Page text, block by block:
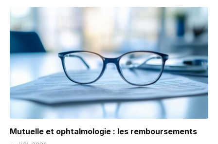
Mutuelle et ophtalmologie : les remboursements